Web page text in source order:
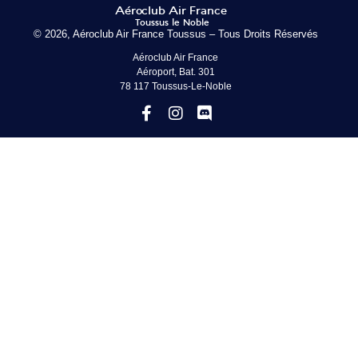
© 2026, Aéroclub Air France Toussus – Tous Droits Réservés
Aéroclub Air France
Aéroport, Bat. 301
78 117 Toussus-Le-Noble